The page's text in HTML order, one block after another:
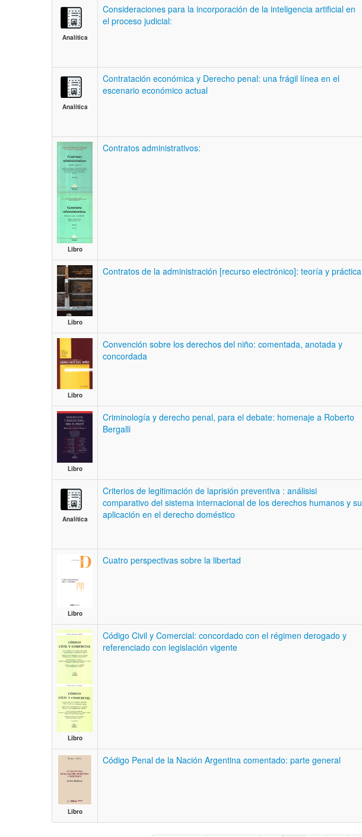
Analítica
Consideraciones para la incorporación de la inteligencia artificial en
el proceso judicial:
Analítica
Contratación económica y Derecho penal: una frágil línea en el
escenario económico actual
Libro
Contratos administrativos:
Libro
Contratos de la administración [recurso electrónico]: teoría y práctica
Libro
Convención sobre los derechos del niño: comentada, anotada y
concordada
Libro
Criminología y derecho penal, para el debate: homenaje a Roberto
Bergalli
Analítica
Criterios de legitimación de laprisión preventiva : análisisi
comparativo del sistema internacional de los derechos humanos y su
aplicación en el derecho doméstico
Libro
Cuatro perspectivas sobre la libertad
Libro
Código Civil y Comercial: concordado con el régimen derogado y
referenciado con legislación vigente
Libro
Código Penal de la Nación Argentina comentado: parte general